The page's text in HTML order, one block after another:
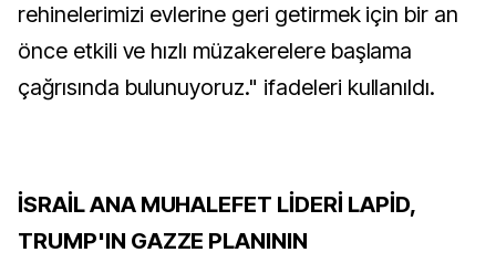
rehinelerimizi evlerine geri getirmek için bir an
önce etkili ve hızlı müzakerelere başlama
çağrısında bulunuyoruz." ifadeleri kullanıldı.
İSRAİL ANA MUHALEFET LİDERİ LAPİD,
TRUMP'IN GAZZE PLANININ